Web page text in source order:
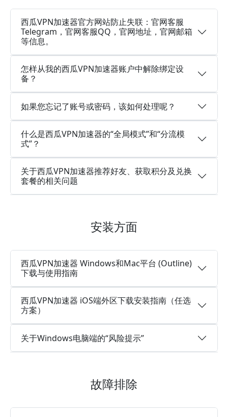
西瓜VPN加速器官方网站防止失联：官网客服
Telegram，官网客服QQ，官网地址，官网邮箱
等信息。
怎样从我的西瓜VPN加速器账户中解除绑定设
备？
如果您忘记了账号或密码，该如何处理呢？
什么是西瓜VPN加速器的“全局模式”和“分流模
式”？
关于西瓜VPN加速器推荐好友、获取积分及兑换
套餐的相关问题
安装方面
西瓜VPN加速器 Windows和Mac平台 (Outline)
下载与使用指南
西瓜VPN加速器 iOS端外区下载安装指南（任选
方案）
关于Windows电脑端的“风险提示”
故障排除